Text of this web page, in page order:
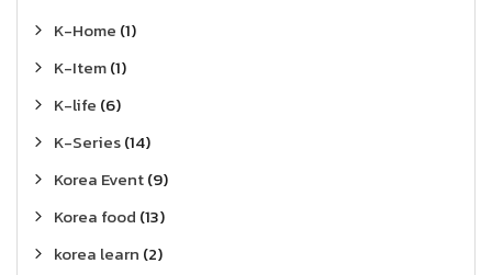
K-Home (1)
K-Item(1)
K-life (6)
K-Series(14)
Korea Event(9)
Korea food (13)
korea learn (2)